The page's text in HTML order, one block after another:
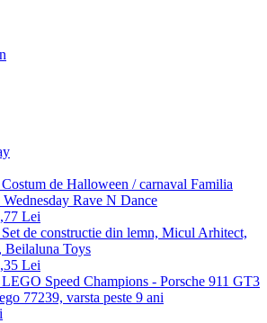
Costum de Halloween / carnaval Familia
Rave N Dance
Lei
Set de constructie din lemn, Micul Arhitect,
Beilaluna Toys
Lei
LEGO Speed Champions - Porsche 911 GT3
77239, varsta peste 9 ani